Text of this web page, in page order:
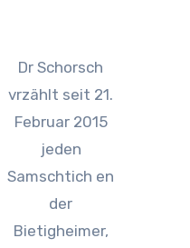
Dr Schorsch
vrzählt seit 21.
Februar 2015
jeden
Samschtich en
der
Bietigheimer,